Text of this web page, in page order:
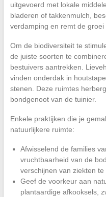
uitgevoerd met lokale
bladeren of takkenmulch,
verdamping en remt de groei
Om de biodiversiteit te
de juiste soorten te
bestuivers aantrekken.
vinden onderdak in
stenen. Deze ruimtes
bondgenoot van de tuinier.
Enkele praktijken die je
natuurlijkere ruimte:
Afwisselend de families
vruchtbaarheid van de
verschijnen van ziekten te
Geef de voorkeur aan
plantaardige afkooksels,